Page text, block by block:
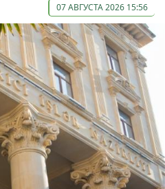
07 АВГУСТА 2026 15:56